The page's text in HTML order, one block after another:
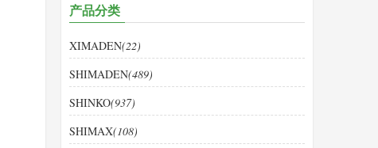
产品分类
XIMADEN(22)
SHIMADEN(489)
SHINKO(937)
SHIMAX(108)